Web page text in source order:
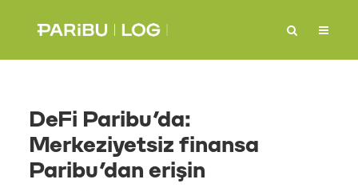
DeFi Paribu’da:
Merkeziyetsiz finansa
Paribu’dan erişin